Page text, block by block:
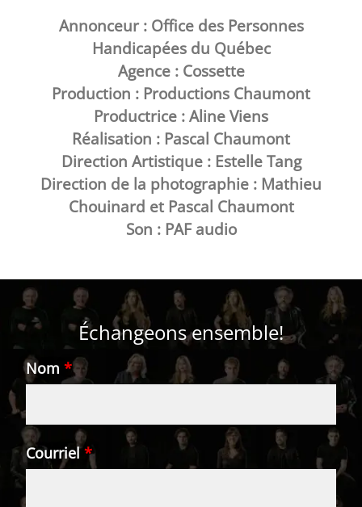
Annonceur : Office des Personnes
Handicapées du Québec
Agence : Cossette
Production : Productions Chaumont
Productrice : Aline Viens
Réalisation : Pascal Chaumont
Direction Artistique : Estelle Tang
Direction de la photographie : Mathieu
Chouinard et Pascal Chaumont
Son : PAF audio
Échangeons ensemble!
Nom *
Courriel*